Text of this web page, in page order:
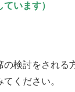
ています）
検討をされる
ください。